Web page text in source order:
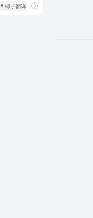
# 椰子翻译